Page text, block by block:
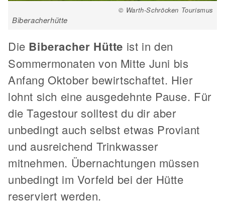
© Warth-Schröcken Tourismus
Biberacherhütte
Die Biberacher Hütte ist in den
Sommermonaten von Mitte Juni bis
Anfang Oktober bewirtschaftet. Hier
lohnt sich eine ausgedehnte Pause. Für
die Tagestour solltest du dir aber
unbedingt auch selbst etwas Proviant
und ausreichend Trinkwasser
mitnehmen. Übernachtungen müssen
unbedingt im Vorfeld bei der Hütte
reserviert werden.